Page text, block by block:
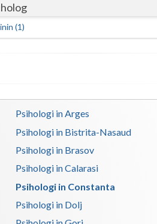
Mehedinti
Neamt
Olt
Salaj
(1)
Psihologi in Arges
Psihologi in Bistrita-Nasaud
Psihologi in Brasov
Psihologi in Calarasi
Psihologi in Constanta
Psihologi in Dolj